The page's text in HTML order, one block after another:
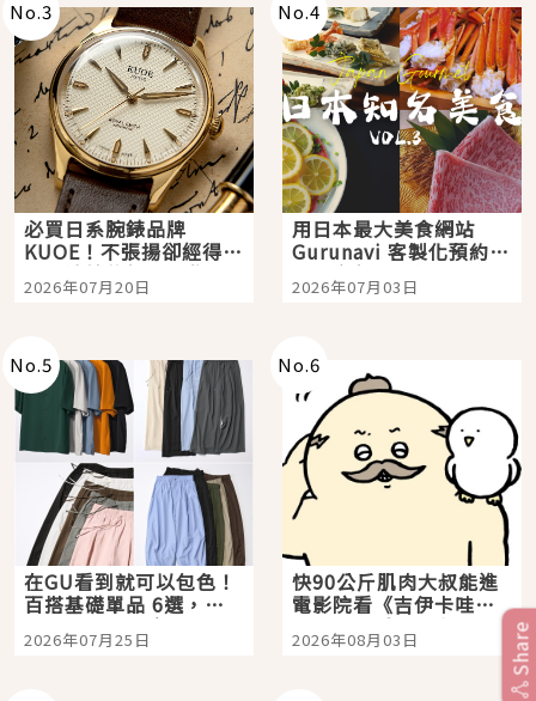
No.3
必買日系腕錶品牌
KUOE！不張揚卻經得起
時間洗鍊的經典之作五
選
2026年07月20日
No.4
用日本最大美食網站
Gurunavi 客製化預約九
大都市餐廳，打造專屬
美食體驗！
2026年07月03日
No.5
在GU看到就可以包色！
百搭基礎單品 6選，閉
眼全收也不心疼
2026年07月25日
No.6
快90公斤肌肉大叔能進
電影院看《吉伊卡哇》
嗎？日本重金屬樂團
「打首」會長與nagano
2026年08月03日 Share